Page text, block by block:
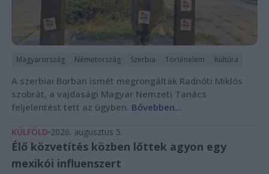
Magyarország Németország Szerbia Történelem Kultúra
A szerbiai Borban ismét megrongálták Radnóti Miklós
szobrát, a vajdasági Magyar Nemzeti Tanács
feljelentést tett az ügyben. Bővebben...
KÜLFÖLD 2026. augusztus 5.
Élő közvetítés közben lőttek agyon egy
mexikói influenszert